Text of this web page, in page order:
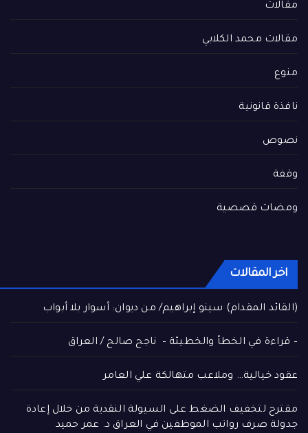
مقالات
مقالات محمد الكلابي
منوع
نافذة قانونية
نصوص
وقفة
ومضات قصصية
اخر المقالات
(القائد المقدام) سينو إبراهيم/ من ديوان: أسوار بلا أبواب
– قراءة في الخطأ والخطيئة – ناجح صالح / العراق
عقود خيالية… وملاعب متهالكة علي العامر
مقترح لتخفيف الضغط على السيولة النقدية من خلال إعادة
جدولة صرف رواتب الموظفين في العراق د. عمر حميد